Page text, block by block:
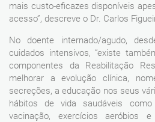
mais custo-eficazes disponíveis
acesso”, descreve o Dr. Carlos
No doente internado/agudo,
cuidados intensivos, “existe
componentes da Reabilitação
melhorar a evolução clínica,
secreções, a educação nos seus
hábitos de vida saudáveis
vacinação, exercícios aeróbios